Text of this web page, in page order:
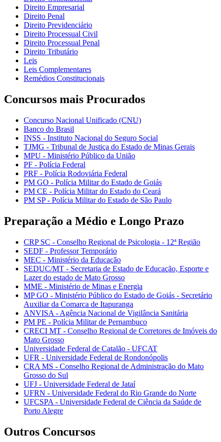
Direito Empresarial
Direito Penal
Direito Previdenciário
Direito Processual Civil
Direito Processual Penal
Direito Tributário
Leis
Leis Complementares
Remédios Constitucionais
Concursos mais Procurados
Concurso Nacional Unificado (CNU)
Banco do Brasil
INSS - Instituto Nacional do Seguro Social
TJMG - Tribunal de Justiça do Estado de Minas Gerais
MPU - Ministério Público da União
PF - Polícia Federal
PRF - Polícia Rodoviária Federal
PM GO - Polícia Militar do Estado de Goiás
PM CE - Polícia Militar do Estado do Ceará
PM SP - Polícia Militar do Estado de São Paulo
Preparação a Médio e Longo Prazo
CRP SC - Conselho Regional de Psicologia - 12ª Região
SEDF - Professor Temporário
MEC - Ministério da Educação
SEDUC/MT - Secretaria de Estado de Educação, Esporte e
Lazer do estado de Mato Grosso
MME - Ministério de Minas e Energia
MP GO - Ministério Público do Estado de Goiás - Secretário
Auxiliar da Comarca de Itapuranga
ANVISA - Agência Nacional de Vigilância Sanitária
PM PE - Polícia Militar de Pernambuco
CRECI MT - Conselho Regional de Corretores de Imóveis do
Mato Grosso
Universidade Federal de Catalão - UFCAT
UFR - Universidade Federal de Rondonópolis
CRA MS - Conselho Regional de Administração do Mato
Grosso do Sul
UFJ - Universidade Federal de Jataí
UFRN - Universidade Federal do Rio Grande do Norte
UFCSPA - Universidade Federal de Ciência da Saúde de
Porto Alegre
Outros Concursos